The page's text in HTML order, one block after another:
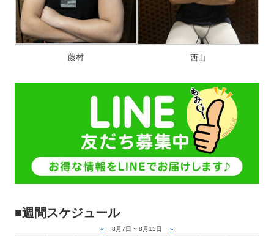
藤村 西山
■週間スケジュール
« 8月7日 ~ 8月13日 »